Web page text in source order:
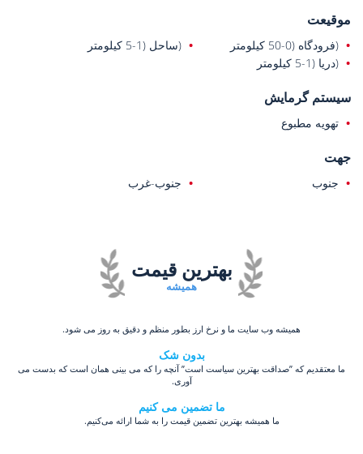
موقیعت
(فرودگاه (0-50 کیلومتر
(ساحل (1-5 کیلومتر
(دریا (1-5 کیلومتر
سیستم گرمایش
تهویه مطبوع
جهت
جنوب جنوب-غرب
همیشه
بهترین قیمت
همیشه وب سایت ما و نرخ ارز بطور منظم و دقیق به روز می شود.
بدون شک
ما معتقدیم که ”صداقت بهترین سیاست است” آنچه را که می بینی همان است که بدست می
آوری.
ما تضمین می کنیم
ما همیشه بهترین تضمین قیمت را به شما ارائه می‌کنیم.